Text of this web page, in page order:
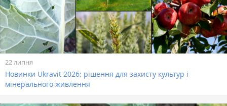
22 липня
Новинки Ukravit 2026: рішення для захисту культур і
мінерального живлення